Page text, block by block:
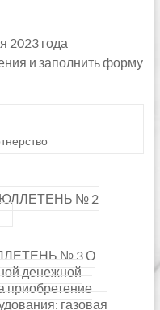
2023 года
и заполнить форму
№ 2
№ 3 О
денежной
приобретение
газовая